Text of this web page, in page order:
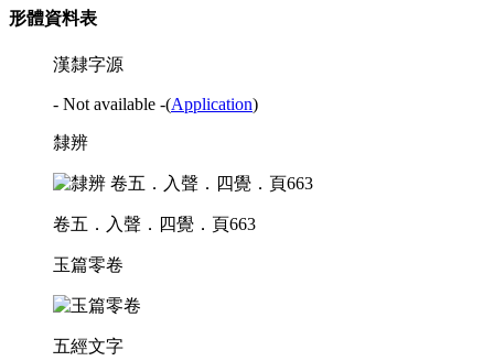
形體資料表
漢隸字源
- Not available -(Application)
隸辨
卷五．入聲．四覺．頁663
玉篇零卷
五經文字